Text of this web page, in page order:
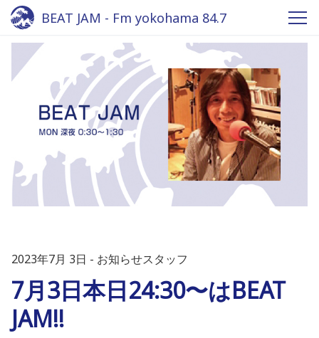
BEAT JAM - Fm yokohama 84.7
2023年7月 3日 お知らせスタッフ
7月3日本日24:30〜はBEAT
JAM!!